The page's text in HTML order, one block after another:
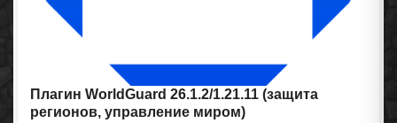
Плагин WorldGuard 26.1.2/1.21.11 (защита
регионов, управление миром)